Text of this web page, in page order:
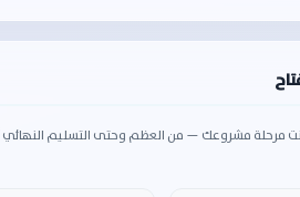
مرحلة مشروعك — من العظم وحتى التسليم النهائي